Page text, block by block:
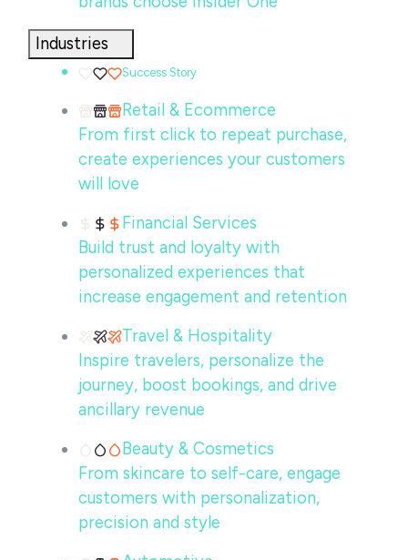
Industries
Success Story
Retail & Ecommerce
From first click to repeat purchase,
create experiences your customers
will love
Financial Services
Build trust and loyalty with
personalized experiences that
increase engagement and retention
Travel & Hospitality
Inspire travelers, personalize the
journey, boost bookings, and drive
ancillary revenue
Beauty & Cosmetics
From skincare to self-care, engage
customers with personalization,
precision and style